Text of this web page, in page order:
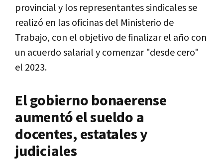
provincial y los representantes sindicales se
realizó en las oficinas del Ministerio de
Trabajo, con el objetivo de finalizar el año con
un acuerdo salarial y comenzar "desde cero"
el 2023.
El gobierno bonaerense
aumentó el sueldo a
docentes, estatales y
judiciales